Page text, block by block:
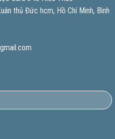
thủ Đức hcm, Hồ Chí Minh, Bình